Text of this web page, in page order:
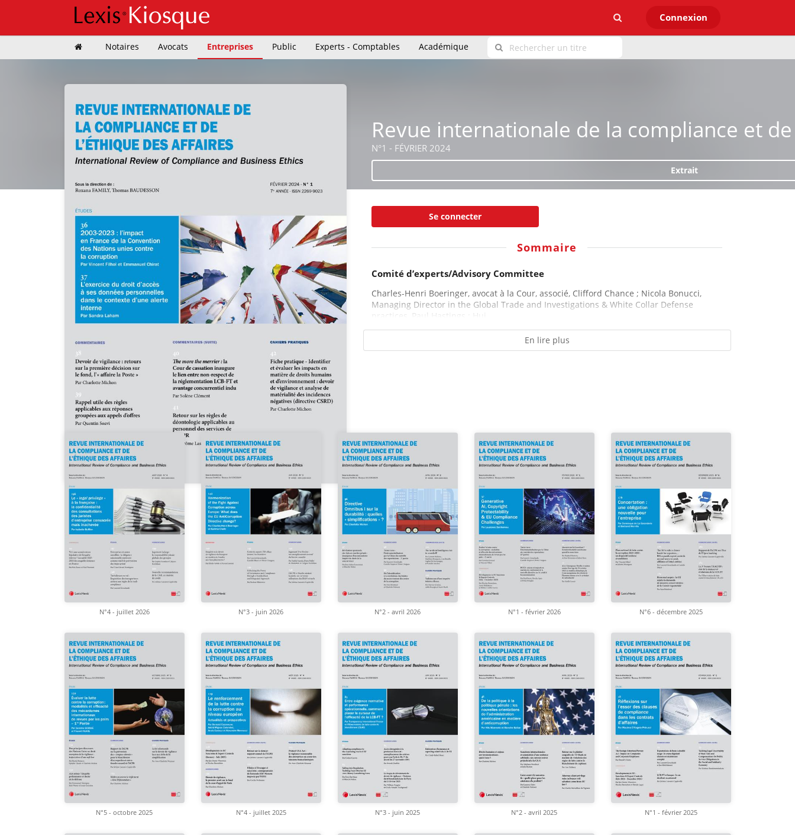
Connexion
Notaires Avocats Entreprises Public Experts - Comptables Académique
Revue internationale de la compliance et
N°1 - FÉVRIER 2024
Extrait
Se connecter
Sommaire
Comité d’experts/Advisory Committee
Charles-Henri Boeringer, avocat à la Cour, associé, Clifford Chance ; Nicola Bonucci,
Managing Director in the Global Trade and Investigations & White Collar Defense
practices, Paul Hastings ; Hui...
En lire plus
N°4 - juillet 2026 N°3 - juin 2026 N°2 - avril 2026 N°1 - février 2026 N°6 - décembre 2025
N°5 - octobre 2025 N°4 - juillet 2025 N°3 - juin 2025 N°2 - avril 2025 N°1 - février 2025